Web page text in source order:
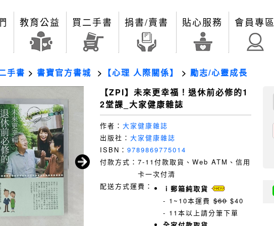
教育公益 買二手書 捐書/賣書 貼心服務 會員專區
手書 > 書寶官方書城 > 【心理 人際關係】 > 勵志/心靈成長
【ZPI】未來更幸福！退休前必修的1
2堂課_大家健康雜誌
作者： 大家健康雜誌
出版社： 大家健康雜誌
ISBN： 9789869775014
付款方式： 7-11付款取貨、Web ATM、信用
卡一次付清
配送方式運費：
ｉ郵箱純取貨
- 1~10本運費 $60 $40
- 11本以上請分筆下單